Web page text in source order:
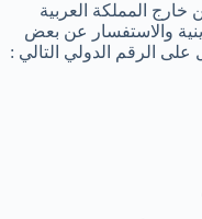
خارج المملكة العربية
والاستفسار عن بعض
على الرقم الدولي التالي :